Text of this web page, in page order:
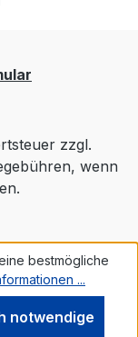
zzgl.
wenn
bestmögliche
...
notwendige